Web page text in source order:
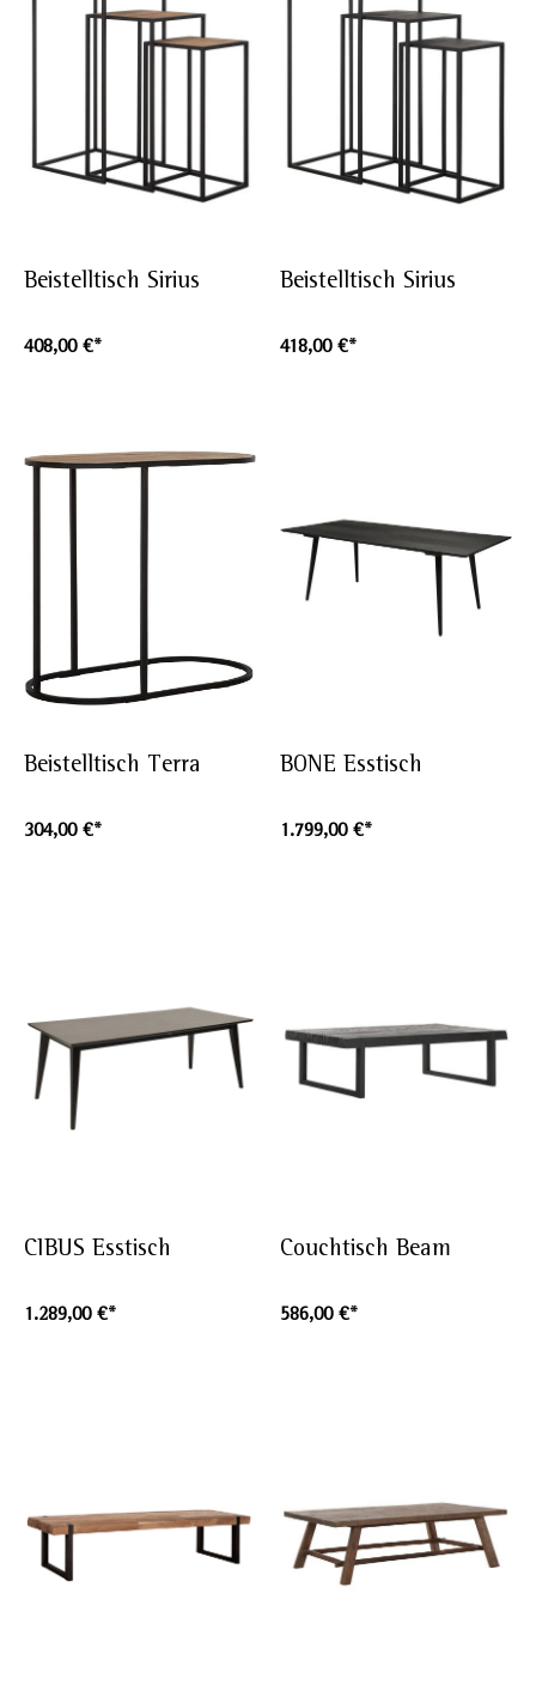
Beistelltisch Sirius
408,00 €*
Beistelltisch Sirius
418,00 €*
Beistelltisch Terra
304,00 €*
BONE Esstisch
1.799,00 €*
CIBUS Esstisch
1.289,00 €*
Couchtisch Beam
586,00 €*